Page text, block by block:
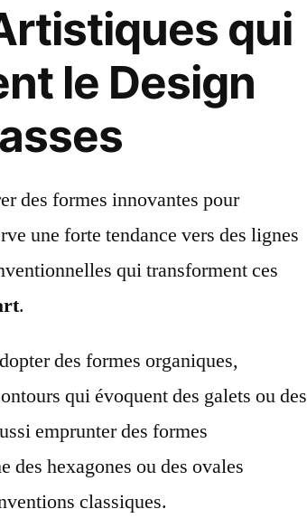
qui
le Design
des formes innovantes pour
une forte tendance vers des lignes
qui transforment ces
.
des formes organiques,
qui évoquent des galets ou des
emprunter des formes
des hexagones ou des ovales
classiques.